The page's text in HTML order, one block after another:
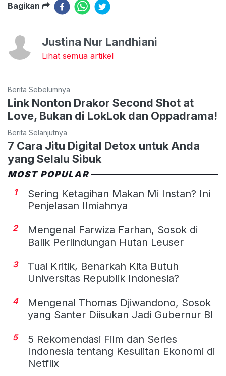
Bagikan
Justina Nur Landhiani
Lihat semua artikel
Berita Sebelumnya
Link Nonton Drakor Second Shot at
Love, Bukan di LokLok dan Oppadrama!
Berita Selanjutnya
7 Cara Jitu Digital Detox untuk Anda
yang Selalu Sibuk
MOST POPULAR
1
Sering Ketagihan Makan Mi Instan? Ini
Penjelasan Ilmiahnya
2
Mengenal Farwiza Farhan, Sosok di
Balik Perlindungan Hutan Leuser
3
Tuai Kritik, Benarkah Kita Butuh
Universitas Republik Indonesia?
4
Mengenal Thomas Djiwandono, Sosok
yang Santer Diisukan Jadi Gubernur BI
5
5 Rekomendasi Film dan Series
Indonesia tentang Kesulitan Ekonomi di
Netflix